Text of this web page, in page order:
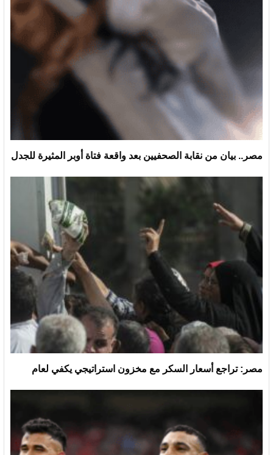
مصر.. بيان من نقابة الصحفيين بعد واقعة فتاة أوبر المثيرة للجدل
مصر: تراجع أسعار السكر مع مخزون استراتيجي يكفي لعام